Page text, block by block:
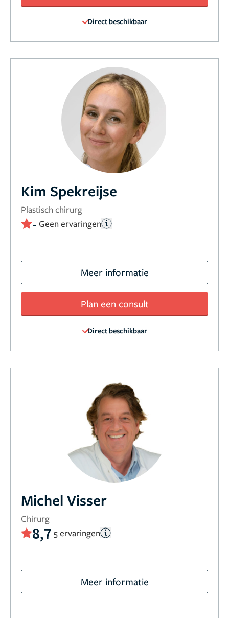
Direct beschikbaar
Kim Spekreijse
Plastisch chirurg
- Geen ervaringen
Meer informatie
Plan een consult
Direct beschikbaar
Michel Visser
Chirurg
8,7 5 ervaringen
Meer informatie